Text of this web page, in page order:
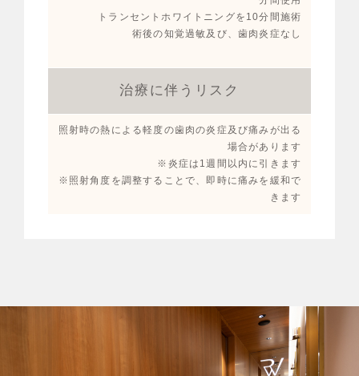
トランセントホワイトニングを10分間施術
術後の知覚過敏及び、歯肉炎症なし
治療に伴うリスク
照射時の熱による軽度の歯肉の炎症及び痛みが出る
場合があります
※炎症は1週間以内に引きます
※照射角度を調整することで、即時に痛みを緩和で
きます